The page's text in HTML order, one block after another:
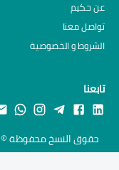
عن حكيم
تواصل معنا
الشروط و الخصوصية
تابعنا
حقوق النسخ محفوظة © 2020 لدى